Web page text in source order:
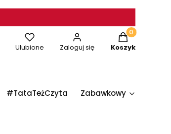
Ulubione Zaloguj się
Produkty w
Koszyk
#TataTeżCzyta Zabawkowy